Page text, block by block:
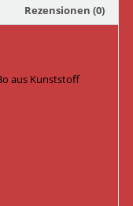
Rezensionen (0)
aus Kunststoff